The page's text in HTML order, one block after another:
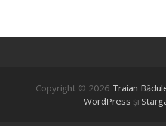
Copyright © 2026 Traian
WordPress şi